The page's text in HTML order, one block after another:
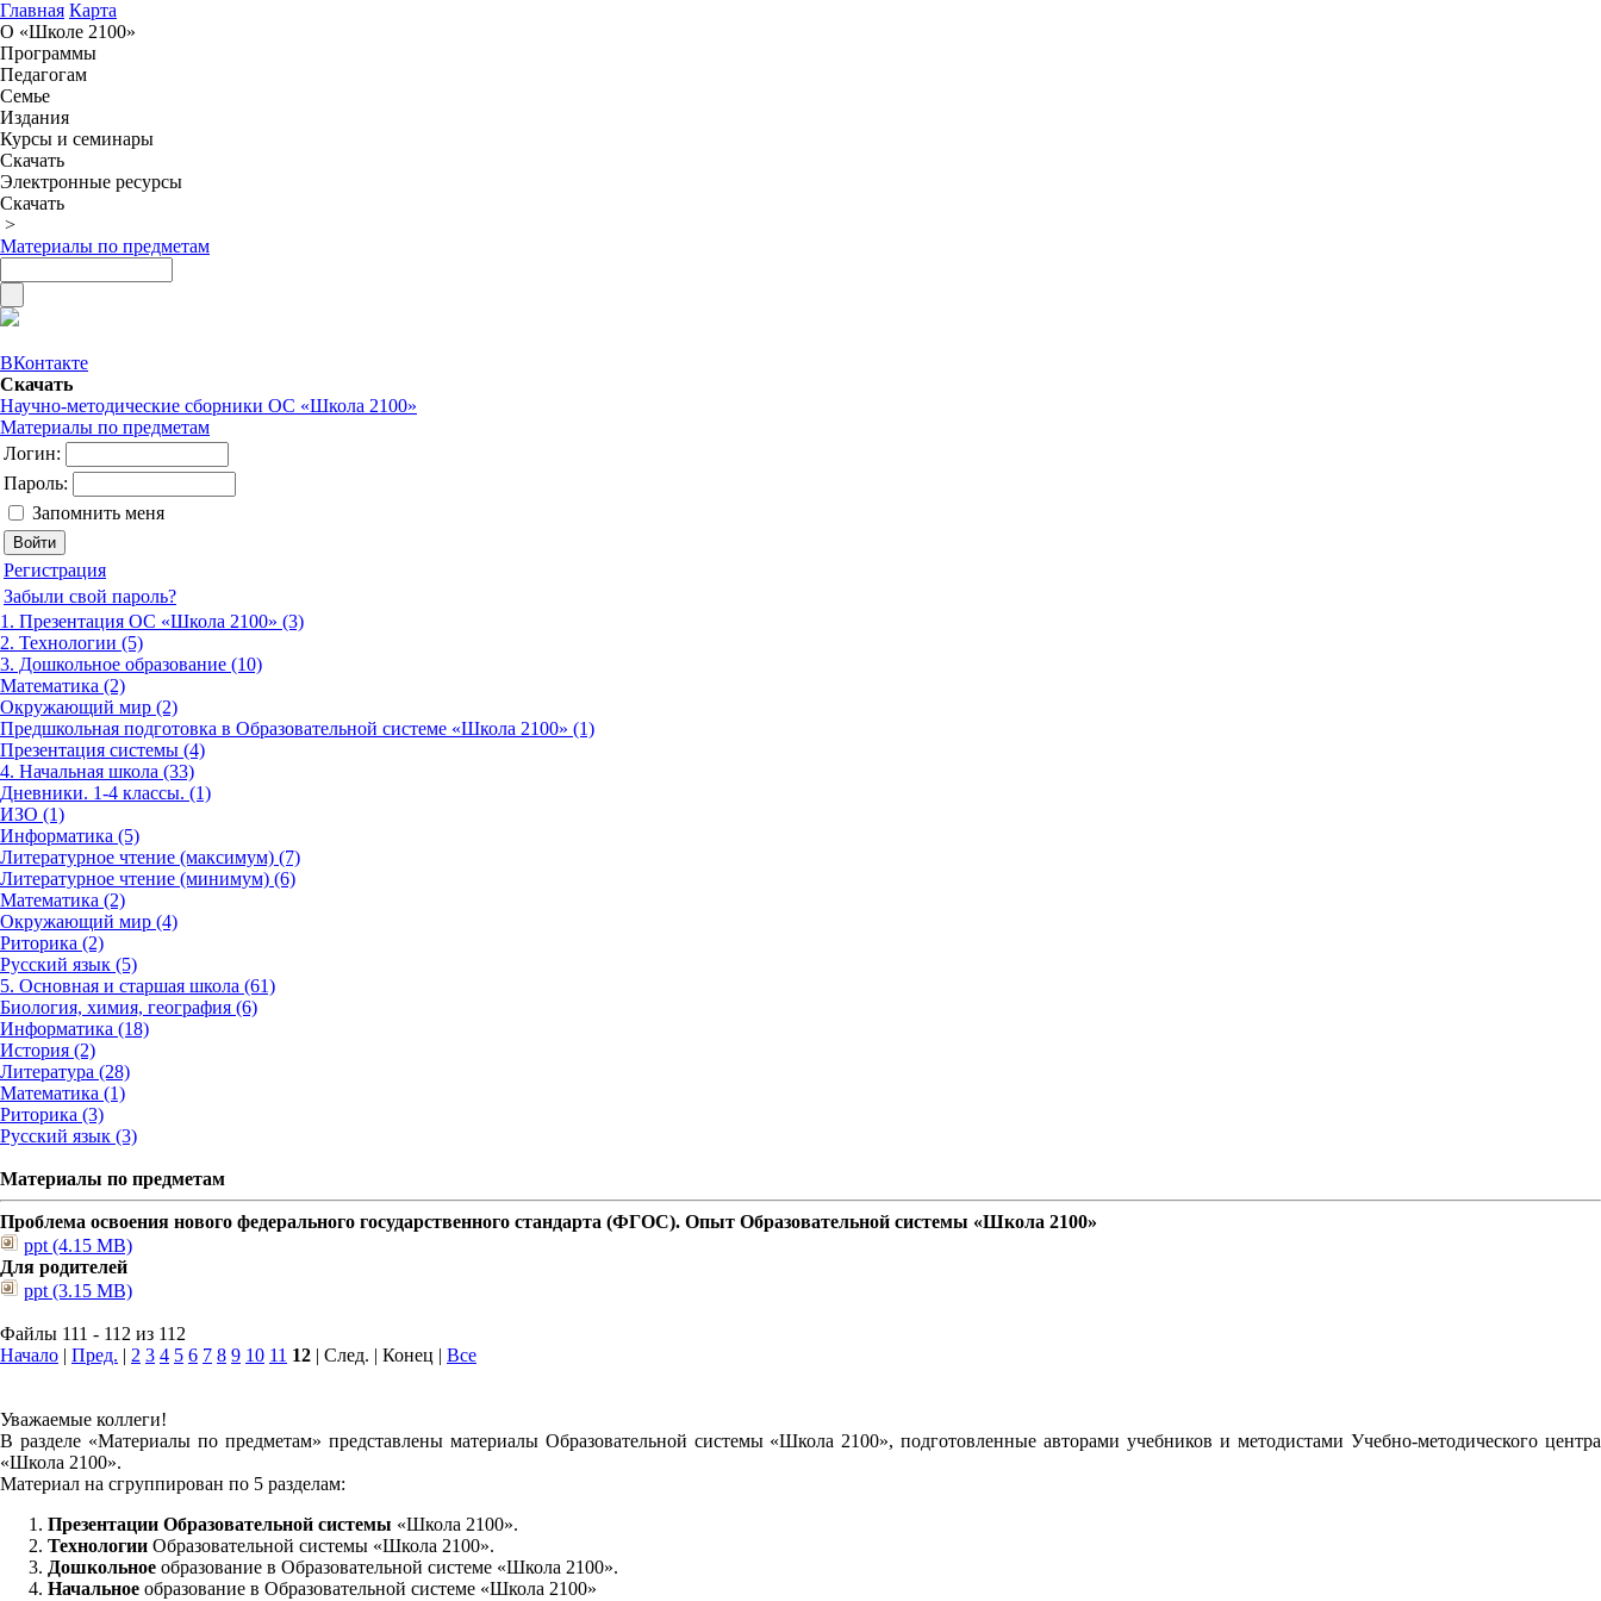
Главная Карта
О «Школе 2100»
Программы
Педагогам
Семье
Издания
Курсы и семинары
Скачать
Электронные ресурсы
Скачать
>
Материалы по предметам
ВКонтакте
Скачать
Научно-методические сборники ОС «Школа 2100»
Материалы по предметам
Логин:
Пароль:
Запомнить меня
Регистрация
Забыли свой пароль?
1. Презентация ОС «Школа 2100» (3)
2. Технологии (5)
3. Дошкольное образование (10)
Математика (2)
Окружающий мир (2)
Предшкольная подготовка в Образовательной системе «Школа 2100» (1)
Презентация системы (4)
4. Начальная школа (33)
Дневники. 1-4 классы. (1)
ИЗО (1)
Информатика (5)
Литературное чтение (максимум) (7)
Литературное чтение (минимум) (6)
Математика (2)
Окружающий мир (4)
Риторика (2)
Русский язык (5)
5. Основная и старшая школа (61)
Биология, химия, география (6)
Информатика (18)
История (2)
Литература (28)
Математика (1)
Риторика (3)
Русский язык (3)
Материалы по предметам
Проблема освоения нового федерального государственного стандарта (ФГОС). Опыт Образовательной системы «Школа 2100»
ppt (4.15 MB)
Для родителей
ppt (3.15 MB)
Файлы 111 - 112 из 112
Начало | Пред. | 2 3 4 5 6 7 8 9 10 11 12 | След. | Конец | Все
Уважаемые коллеги!
В разделе «Материалы по предметам» представлены материалы Образовательной системы «Школа 2100», подготовленные авторами учебников и методистами Учебно-методического центра
«Школа 2100».
Материал на сгруппирован по 5 разделам:
Презентации Образовательной системы «Школа 2100».
Технологии Образовательной системы «Школа 2100».
Дошкольное образование в Образовательной системе «Школа 2100».
Начальное образование в Образовательной системе «Школа 2100»